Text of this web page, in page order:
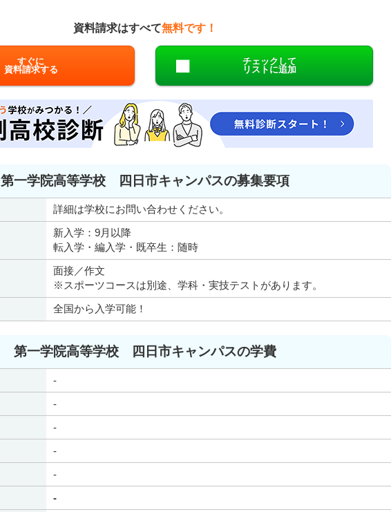
資料請求はすべて無料です！
すぐに
資料請求する
チェックして
リストに追加
第一学院高等学校 四日市キャンパスの募集要項
詳細は学校にお問い合わせください。
新入学：9月以降
転入学・編入学・既卒生：随時
面接／作文
※スポーツコースは別途、学科・実技テストがあります。
全国から入学可能！
第一学院高等学校 四日市キャンパスの学費
-
-
-
-
-
-